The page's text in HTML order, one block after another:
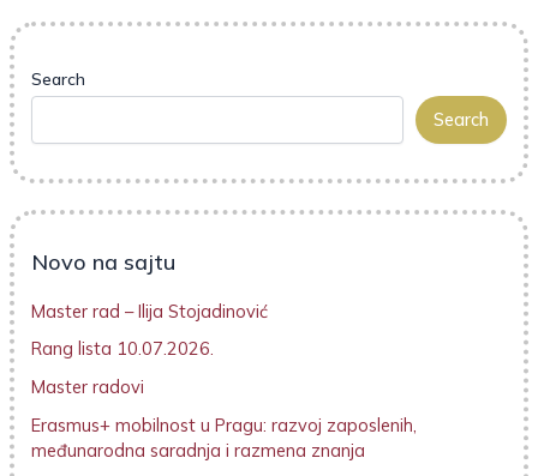
Search
Search
Novo na sajtu
Master rad – Ilija Stojadinović
Rang lista 10.07.2026.
Master radovi
Erasmus+ mobilnost u Pragu: razvoj zaposlenih,
međunarodna saradnja i razmena znanja